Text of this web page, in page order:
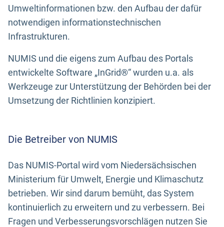
Umweltinformationen bzw. den Aufbau der dafür
notwendigen informationstechnischen
Infrastrukturen.
NUMIS und die eigens zum Aufbau des Portals
entwickelte Software „InGrid®“ wurden u.a. als
Werkzeuge zur Unterstützung der Behörden bei der
Umsetzung der Richtlinien konzipiert.
Die Betreiber von NUMIS
Das NUMIS-Portal wird vom Niedersächsischen
Ministerium für Umwelt, Energie und Klimaschutz
betrieben. Wir sind darum bemüht, das System
kontinuierlich zu erweitern und zu verbessern. Bei
Fragen und Verbesserungsvorschlägen nutzen Sie